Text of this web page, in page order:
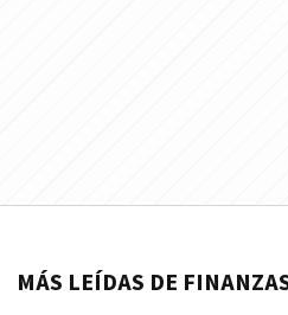
MÁS LEÍDAS DE